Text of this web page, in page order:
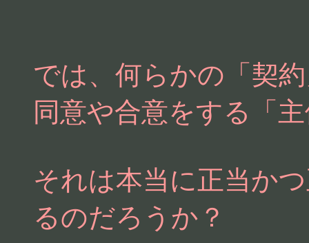
では、何らかの「契
同意や合意をする「
それは本当に正当か
るのだろうか？